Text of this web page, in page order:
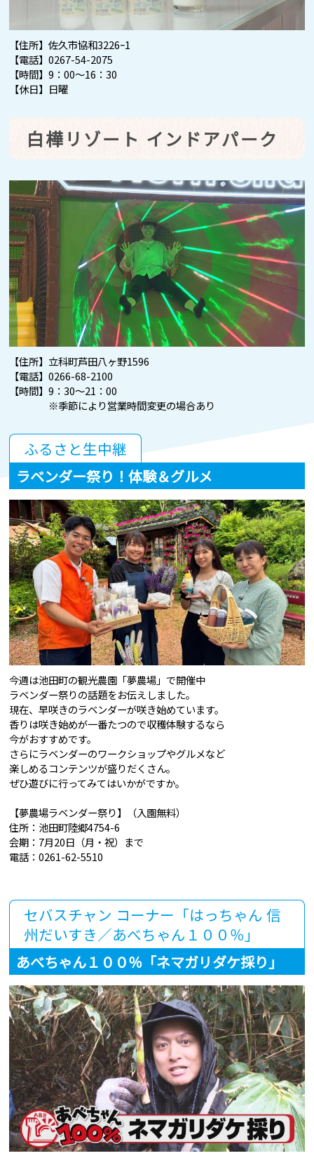
【住所】佐久市協和3226ｰ1
【電話】0267-54-2075
【時間】9：00～16：30
【休日】日曜
白樺リゾート インドアパーク
【住所】立科町芦田八ヶ野1596
【電話】0266-68-2100
【時間】9：30～21：00
※季節により営業時間変更の場合あり
ふるさと生中継
ラベンダー祭り！体験＆グルメ
今週は池田町の観光農園「夢農場」で開催中
ラベンダー祭りの話題をお伝えしました。
現在、早咲きのラベンダーが咲き始めています。
香りは咲き始めが一番たつので収穫体験するなら
今がおすすめです。
さらにラベンダーのワークショップやグルメなど
楽しめるコンテンツが盛りだくさん。
ぜひ遊びに行ってみてはいかがですか。
【夢農場ラベンダー祭り】（入園無料）
住所：池田町陸郷4754-6
会期：7月20日（月・祝）まで
電話：0261-62-5510
セバスチャン コーナー「はっちゃん 信
州だいすき／あべちゃん１００％」
あべちゃん１００％「ネマガリダケ採り」